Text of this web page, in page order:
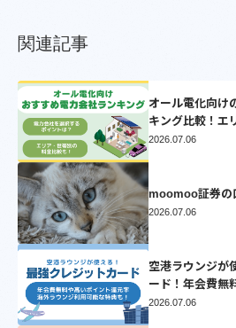
関連記事
オール電化向け
キング比較！エ
較シミュレーシ
2026.07.06
moomoo証券の
2026.07.06
空港ラウンジが
ード！年会費無
選
2026.07.06